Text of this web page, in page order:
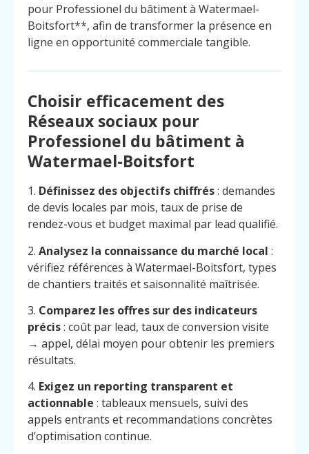
pour Professionel du bâtiment à Watermael-
Boitsfort**, afin de transformer la présence en
ligne en opportunité commerciale tangible.
Choisir efficacement des
Réseaux sociaux pour
Professionel du bâtiment à
Watermael-Boitsfort
1. Définissez des objectifs chiffrés: demandes
de devis locales par mois, taux de prise de
rendez-vous et budget maximal par lead qualifié.
2. Analysez la connaissance du marché local :
vérifiez références à Watermael-Boitsfort, types
de chantiers traités et saisonnalité maîtrisée.
3. Comparez les offres sur des indicateurs
précis: coût par lead, taux de conversion visite
→ appel, délai moyen pour obtenir les premiers
résultats.
4. Exigez un reporting transparent et
actionnable : tableaux mensuels, suivi des
appels entrants et recommandations concrètes
d’optimisation continue.